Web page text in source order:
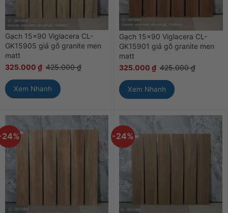
Gạch 15×90 Viglacera CL-
GK15905 giả gỗ granite men
matt
325.000 ₫ 425.000₫
Xem Nhanh
Gạch 15×90 Viglacera CL-
GK15901 giả gỗ granite men
matt
325.000 ₫ 425.000₫
Xem Nhanh
-24%